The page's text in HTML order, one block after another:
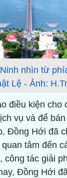
nhìn từ
Lệ - Ảnh: H.Tr
điều kiện cho
vụ và để
Đồng Hới đã
tâm đến
công tác giải
Đồng Hới